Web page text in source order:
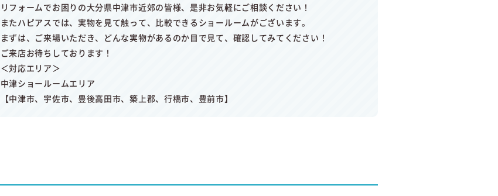
リフォームでお困りの大分県中津市近郊の皆様、是非お気軽にご相談ください！
またハピアスでは、実物を見て触って、比較できるショールームがございます。
まずは、ご来場いただき、どんな実物があるのか目で見て、確認してみてください！
ご来店お待ちしております！
＜対応エリア＞
中津ショールームエリア
【中津市、宇佐市、豊後高田市、築上郡、行橋市、豊前市】